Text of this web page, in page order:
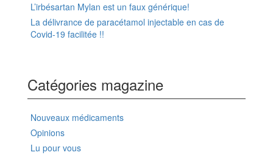
L’irbésartan Mylan est un faux générique!
La délivrance de paracétamol injectable en cas de
Covid-19 facilitée !!
Catégories magazine
Nouveaux médicaments
Opinions
Lu pour vous